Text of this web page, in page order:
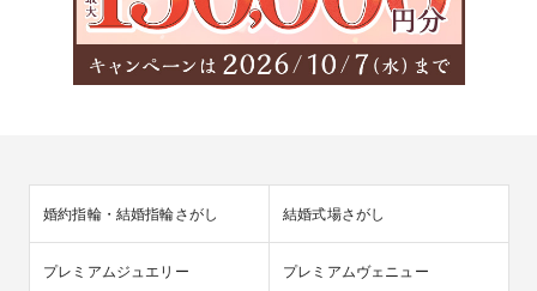
婚約指輪・結婚指輪さがし 結婚式場さがし
プレミアムジュエリー プレミアムヴェニュー